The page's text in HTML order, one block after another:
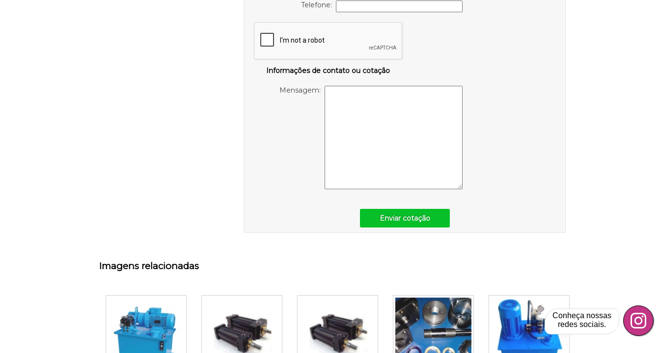
Telefone:
Informações de contato ou cotação
Mensagem:
Enviar cotação
Imagens relacionadas
Conheça nossas
redes sociais.